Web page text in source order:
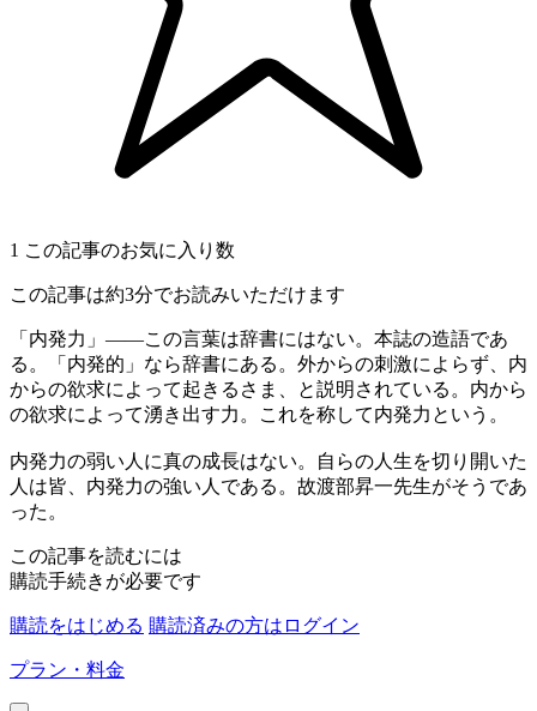
1 この記事のお気に入り数
この記事は約3分でお読みいただけます
「内発力」――この言葉は辞書にはない。本誌の造語であ
る。「内発的」なら辞書にある。外からの刺激によらず、内
からの欲求によって起きるさま、と説明されている。内から
の欲求によって湧き出す力。これを称して内発力という。
内発力の弱い人に真の成長はない。自らの人生を切り開いた
人は皆、内発力の強い人である。故渡部昇一先生がそうであ
った。
この記事を読むには
購読手続きが必要です
購読をはじめる 購読済みの方はログイン
プラン・料金